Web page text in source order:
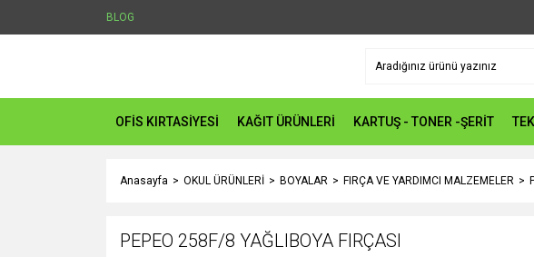
BLOG
OFİS KIRTASİYESİ KAĞIT ÜRÜNLERİ KARTUŞ - TONER -ŞERİT
Anasayfa OKUL ÜRÜNLERİ BOYALAR FIRÇA VE YARDIMCI MALZEMELER
PEPEO 258F/8 YAĞLIBOYA FIRÇASI